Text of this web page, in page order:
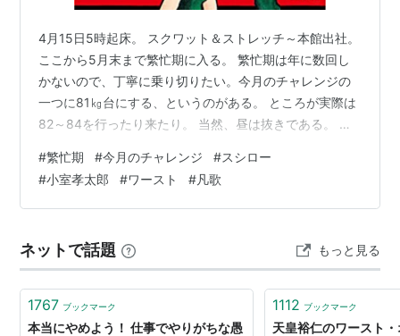
4月15日5時起床。 スクワット＆ストレッチ～本館出社。
ここから5月末まで繁忙期に入る。 繁忙期は年に数回し
かないので、丁寧に乗り切りたい。今月のチャレンジの
一つに81㎏台にする、というのがある。 ところが実際は
82～84を行ったり来たり。 当然、昼は抜きである。 夜
ロナ禍に「あの漫画にそっくり」と思い出したけど、 題
名が思い出せなかったマンガを今ごろ見つけた。ワース
ト ［完全版］ 1作者:小室 孝太郎復刊ドットコムAmazon
Amazonジャンプコミックス版を持っていたはずだけど、
いつ…
#繁忙期 #今月のチャレンジ #スシロー
#小室孝太郎 #ワースト #凡歌
ネットで話題 もっと見る
1767 ブックマーク
本当にやめよう！ 仕事でやりがちな愚
1112 ブックマーク
天皇裕仁のワースト